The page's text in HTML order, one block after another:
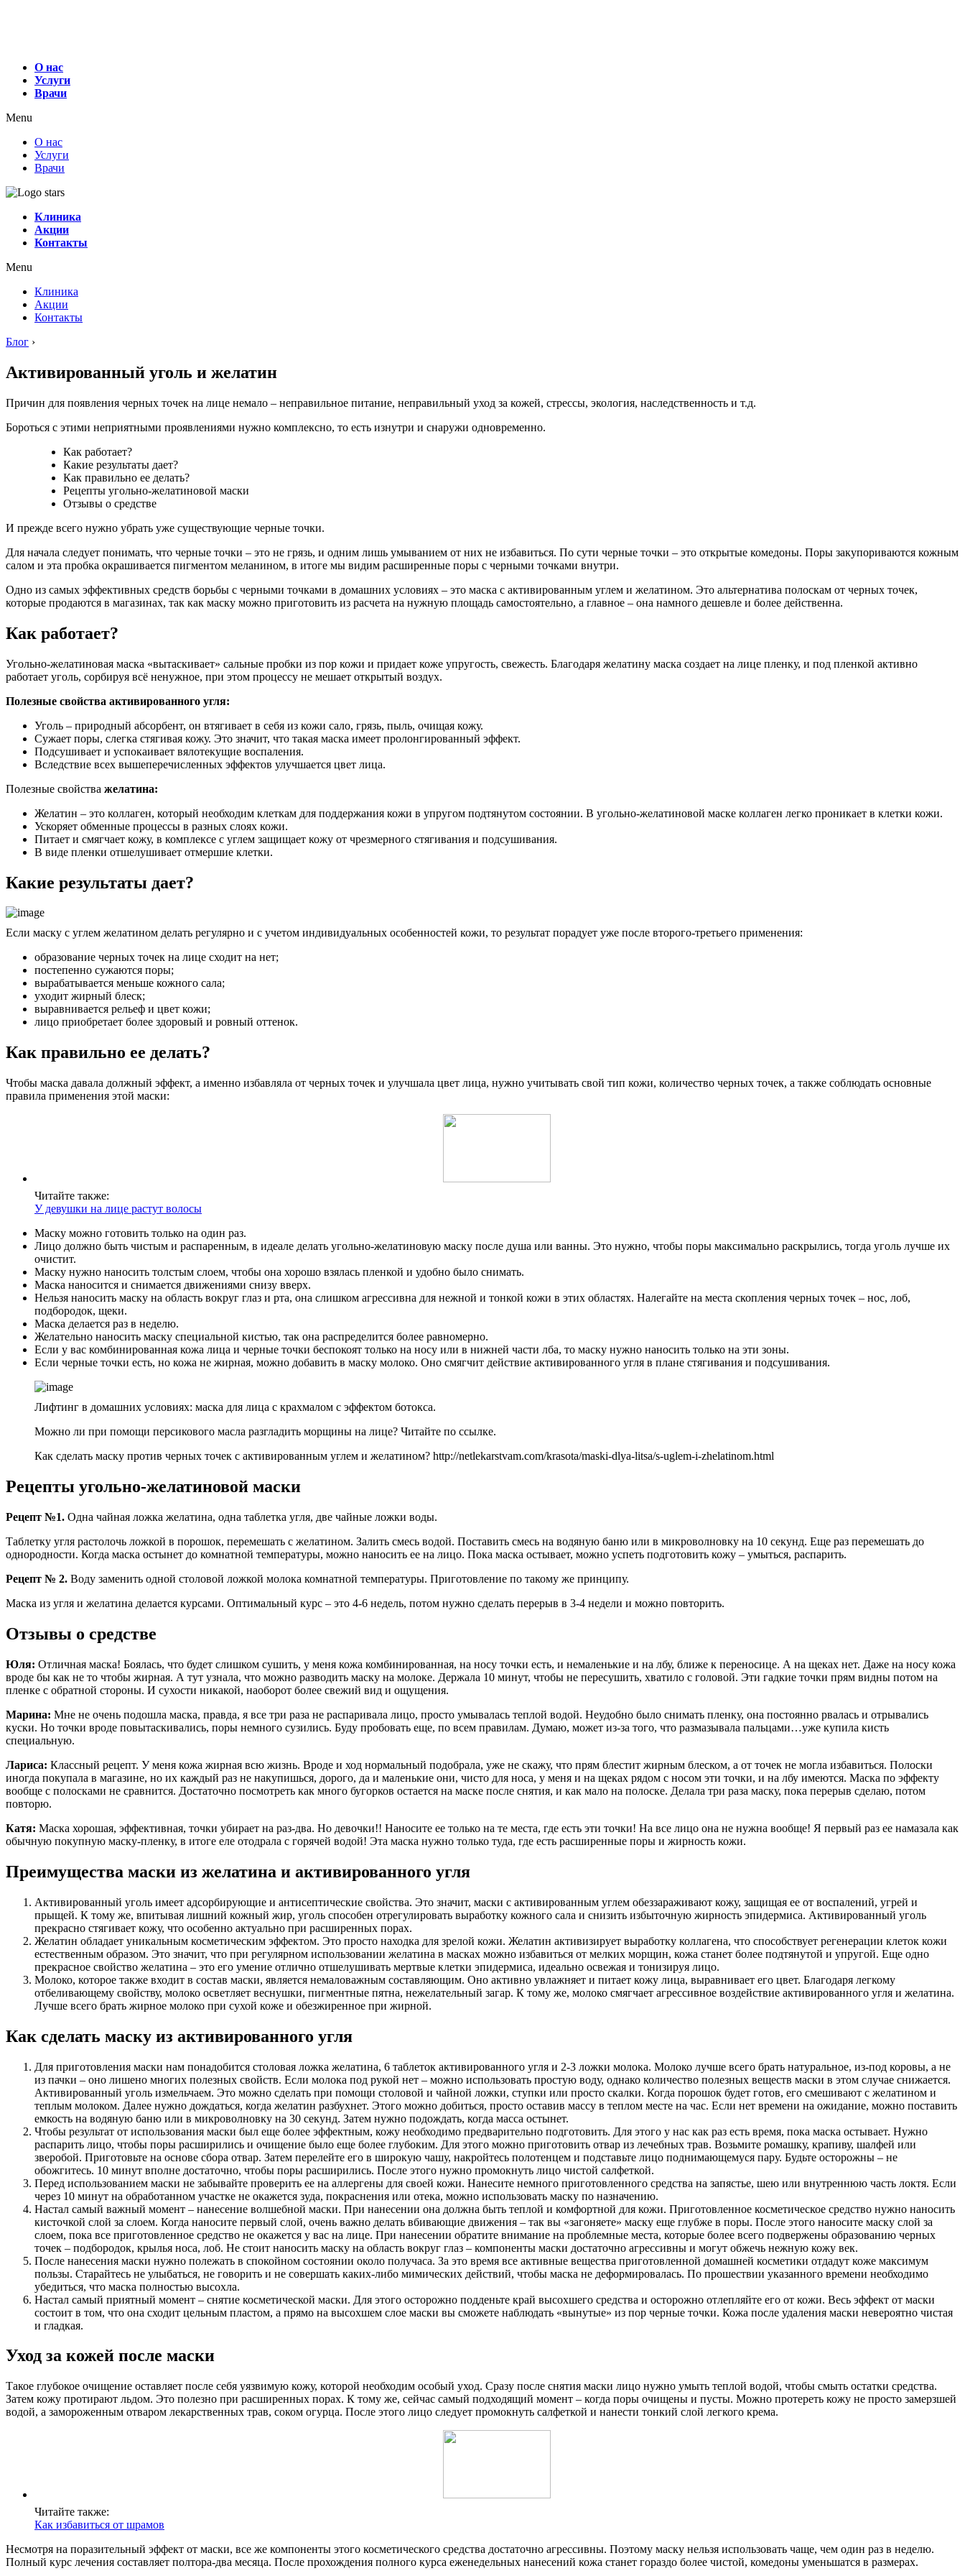
О нас
Услуги
Врачи
Menu
О нас
Услуги
Врачи
Клиника
Акции
Контакты
Menu
Клиника
Акции
Контакты
Блог ›
Активированный уголь и желатин
Причин для появления черных точек на лице немало – неправильное питание, неправильный уход за кожей, стрессы, экология, наследственность и т.д.
Бороться с этими неприятными проявлениями нужно комплексно, то есть изнутри и снаружи одновременно.
Как работает?
Какие результаты дает?
Как правильно ее делать?
Рецепты угольно-желатиновой маски
Отзывы о средстве
И прежде всего нужно убрать уже существующие черные точки.
Для начала следует понимать, что черные точки – это не грязь, и одним лишь умыванием от них не избавиться. По сути черные точки – это открытые комедоны. Поры закупориваются кожным
салом и эта пробка окрашивается пигментом меланином, в итоге мы видим расширенные поры с черными точками внутри.
Одно из самых эффективных средств борьбы с черными точками в домашних условиях – это маска с активированным углем и желатином. Это альтернатива полоскам от черных точек,
которые продаются в магазинах, так как маску можно приготовить из расчета на нужную площадь самостоятельно, а главное – она намного дешевле и более действенна.
Как работает?
Угольно-желатиновая маска «вытаскивает» сальные пробки из пор кожи и придает коже упругость, свежесть. Благодаря желатину маска создает на лице пленку, и под пленкой активно
работает уголь, сорбируя всё ненужное, при этом процессу не мешает открытый воздух.
Полезные свойства активированного угля:
Уголь – природный абсорбент, он втягивает в себя из кожи сало, грязь, пыль, очищая кожу.
Сужает поры, слегка стягивая кожу. Это значит, что такая маска имеет пролонгированный эффект.
Подсушивает и успокаивает вялотекущие воспаления.
Вследствие всех вышеперечисленных эффектов улучшается цвет лица.
Полезные свойства желатина:
Желатин – это коллаген, который необходим клеткам для поддержания кожи в упругом подтянутом состоянии. В угольно-желатиновой маске коллаген легко проникает в клетки кожи.
Ускоряет обменные процессы в разных слоях кожи.
Питает и смягчает кожу, в комплексе с углем защищает кожу от чрезмерного стягивания и подсушивания.
В виде пленки отшелушивает отмершие клетки.
Какие результаты дает?
Если маску с углем желатином делать регулярно и с учетом индивидуальных особенностей кожи, то результат порадует уже после второго-третьего применения:
образование черных точек на лице сходит на нет;
постепенно сужаются поры;
вырабатывается меньше кожного сала;
уходит жирный блеск;
выравнивается рельеф и цвет кожи;
лицо приобретает более здоровый и ровный оттенок.
Как правильно ее делать?
Чтобы маска давала должный эффект, а именно избавляла от черных точек и улучшала цвет лица, нужно учитывать свой тип кожи, количество черных точек, а также соблюдать основные
правила применения этой маски:
Читайте также:
У девушки на лице растут волосы
Маску можно готовить только на один раз.
Лицо должно быть чистым и распаренным, в идеале делать угольно-желатиновую маску после душа или ванны. Это нужно, чтобы поры максимально раскрылись, тогда уголь лучше их
очистит.
Маску нужно наносить толстым слоем, чтобы она хорошо взялась пленкой и удобно было снимать.
Маска наносится и снимается движениями снизу вверх.
Нельзя наносить маску на область вокруг глаз и рта, она слишком агрессивна для нежной и тонкой кожи в этих областях. Налегайте на места скопления черных точек – нос, лоб,
подбородок, щеки.
Маска делается раз в неделю.
Желательно наносить маску специальной кистью, так она распределится более равномерно.
Если у вас комбинированная кожа лица и черные точки беспокоят только на носу или в нижней части лба, то маску нужно наносить только на эти зоны.
Если черные точки есть, но кожа не жирная, можно добавить в маску молоко. Оно смягчит действие активированного угля в плане стягивания и подсушивания.
Лифтинг в домашних условиях: маска для лица с крахмалом с эффектом ботокса.
Можно ли при помощи персикового масла разгладить морщины на лице? Читайте по ссылке.
Как сделать маску против черных точек с активированным углем и желатином? http://netlekarstvam.com/krasota/maski-dlya-litsa/s-uglem-i-zhelatinom.html
Рецепты угольно-желатиновой маски
Рецепт №1. Одна чайная ложка желатина, одна таблетка угля, две чайные ложки воды.
Таблетку угля растолочь ложкой в порошок, перемешать с желатином. Залить смесь водой. Поставить смесь на водяную баню или в микроволновку на 10 секунд. Еще раз перемешать до
однородности. Когда маска остынет до комнатной температуры, можно наносить ее на лицо. Пока маска остывает, можно успеть подготовить кожу – умыться, распарить.
Рецепт № 2. Воду заменить одной столовой ложкой молока комнатной температуры. Приготовление по такому же принципу.
Маска из угля и желатина делается курсами. Оптимальный курс – это 4-6 недель, потом нужно сделать перерыв в 3-4 недели и можно повторить.
Отзывы о средстве
Юля: Отличная маска! Боялась, что будет слишком сушить, у меня кожа комбинированная, на носу точки есть, и немаленькие и на лбу, ближе к переносице. А на щеках нет. Даже на носу кожа
вроде бы как не то чтобы жирная. А тут узнала, что можно разводить маску на молоке. Держала 10 минут, чтобы не пересушить, хватило с головой. Эти гадкие точки прям видны потом на
пленке с обратной стороны. И сухости никакой, наоборот более свежий вид и ощущения.
Марина: Мне не очень подошла маска, правда, я все три раза не распаривала лицо, просто умывалась теплой водой. Неудобно было снимать пленку, она постоянно рвалась и отрывались
куски. Но точки вроде повытаскивались, поры немного сузились. Буду пробовать еще, по всем правилам. Думаю, может из-за того, что размазывала пальцами…уже купила кисть
специальную.
Лариса: Классный рецепт. У меня кожа жирная всю жизнь. Вроде и ход нормальный подобрала, уже не скажу, что прям блестит жирным блеском, а от точек не могла избавиться. Полоски
иногда покупала в магазине, но их каждый раз не накупишься, дорого, да и маленькие они, чисто для носа, у меня и на щеках рядом с носом эти точки, и на лбу имеются. Маска по эффекту
вообще с полосками не сравнится. Достаточно посмотреть как много бугорков остается на маске после снятия, и как мало на полоске. Делала три раза маску, пока перерыв сделаю, потом
повторю.
Катя: Маска хорошая, эффективная, точки убирает на раз-два. Но девочки!! Наносите ее только на те места, где есть эти точки! На все лицо она не нужна вообще! Я первый раз ее намазала как
обычную покупную маску-пленку, в итоге еле отодрала с горячей водой! Эта маска нужно только туда, где есть расширенные поры и жирность кожи.
Преимущества маски из желатина и активированного угля
Активированный уголь имеет адсорбирующие и антисептические свойства. Это значит, маски с активированным углем обеззараживают кожу, защищая ее от воспалений, угрей и
прыщей. К тому же, впитывая лишний кожный жир, уголь способен отрегулировать выработку кожного сала и снизить избыточную жирность эпидермиса. Активированный уголь
прекрасно стягивает кожу, что особенно актуально при расширенных порах.
Желатин обладает уникальным косметическим эффектом. Это просто находка для зрелой кожи. Желатин активизирует выработку коллагена, что способствует регенерации клеток кожи
естественным образом. Это значит, что при регулярном использовании желатина в масках можно избавиться от мелких морщин, кожа станет более подтянутой и упругой. Еще одно
прекрасное свойство желатина – это его умение отлично отшелушивать мертвые клетки эпидермиса, идеально освежая и тонизируя лицо.
Молоко, которое также входит в состав маски, является немаловажным составляющим. Оно активно увлажняет и питает кожу лица, выравнивает его цвет. Благодаря легкому
отбеливающему свойству, молоко осветляет веснушки, пигментные пятна, нежелательный загар. К тому же, молоко смягчает агрессивное воздействие активированного угля и желатина.
Лучше всего брать жирное молоко при сухой коже и обезжиренное при жирной.
Как сделать маску из активированного угля
Для приготовления маски нам понадобится столовая ложка желатина, 6 таблеток активированного угля и 2-3 ложки молока. Молоко лучше всего брать натуральное, из-под коровы, а не
из пачки – оно лишено многих полезных свойств. Если молока под рукой нет – можно использовать простую воду, однако количество полезных веществ маски в этом случае снижается.
Активированный уголь измельчаем. Это можно сделать при помощи столовой и чайной ложки, ступки или просто скалки. Когда порошок будет готов, его смешивают с желатином и
теплым молоком. Далее нужно дождаться, когда желатин разбухнет. Этого можно добиться, просто оставив массу в теплом месте на час. Если нет времени на ожидание, можно поставить
емкость на водяную баню или в микроволновку на 30 секунд. Затем нужно подождать, когда масса остынет.
Чтобы результат от использования маски был еще более эффектным, кожу необходимо предварительно подготовить. Для этого у нас как раз есть время, пока маска остывает. Нужно
распарить лицо, чтобы поры расширились и очищение было еще более глубоким. Для этого можно приготовить отвар из лечебных трав. Возьмите ромашку, крапиву, шалфей или
зверобой. Приготовьте на основе сбора отвар. Затем перелейте его в широкую чашу, накройтесь полотенцем и подставьте лицо поднимающемуся пару. Будьте осторожны – не
обожгитесь. 10 минут вполне достаточно, чтобы поры расширились. После этого нужно промокнуть лицо чистой салфеткой.
Перед использованием маски не забывайте проверить ее на аллергены для своей кожи. Нанесите немного приготовленного средства на запястье, шею или внутреннюю часть локтя. Если
через 10 минут на обработанном участке не окажется зуда, покраснения или отека, можно использовать маску по назначению.
Настал самый важный момент – нанесение волшебной маски. При нанесении она должна быть теплой и комфортной для кожи. Приготовленное косметическое средство нужно наносить
кисточкой слой за слоем. Когда наносите первый слой, очень важно делать вбивающие движения – так вы «загоняете» маску еще глубже в поры. После этого наносите маску слой за
слоем, пока все приготовленное средство не окажется у вас на лице. При нанесении обратите внимание на проблемные места, которые более всего подвержены образованию черных
точек – подбородок, крылья носа, лоб. Не стоит наносить маску на область вокруг глаз – компоненты маски достаточно агрессивны и могут обжечь нежную кожу век.
После нанесения маски нужно полежать в спокойном состоянии около получаса. За это время все активные вещества приготовленной домашней косметики отдадут коже максимум
пользы. Старайтесь не улыбаться, не говорить и не совершать каких-либо мимических действий, чтобы маска не деформировалась. По прошествии указанного времени необходимо
убедиться, что маска полностью высохла.
Настал самый приятный момент – снятие косметической маски. Для этого осторожно подденьте край высохшего средства и осторожно отлепляйте его от кожи. Весь эффект от маски
состоит в том, что она сходит цельным пластом, а прямо на высохшем слое маски вы сможете наблюдать «вынутые» из пор черные точки. Кожа после удаления маски невероятно чистая
и гладкая.
Уход за кожей после маски
Такое глубокое очищение оставляет после себя уязвимую кожу, которой необходим особый уход. Сразу после снятия маски лицо нужно умыть теплой водой, чтобы смыть остатки средства.
Затем кожу протирают льдом. Это полезно при расширенных порах. К тому же, сейчас самый подходящий момент – когда поры очищены и пусты. Можно протереть кожу не просто замерзшей
водой, а замороженным отваром лекарственных трав, соком огурца. После этого лицо следует промокнуть салфеткой и нанести тонкий слой легкого крема.
Читайте также:
Как избавиться от шрамов
Несмотря на поразительный эффект от маски, все же компоненты этого косметического средства достаточно агрессивны. Поэтому маску нельзя использовать чаще, чем один раз в неделю.
Полный курс лечения составляет полтора-два месяца. После прохождения полного курса еженедельных нанесений кожа станет гораздо более чистой, комедоны уменьшатся в размерах.